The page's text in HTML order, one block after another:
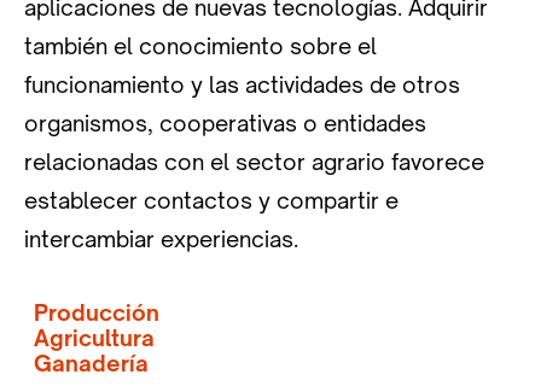
aplicaciones de nuevas tecnologías. Adquirir
también el conocimiento sobre el
funcionamiento y las actividades de otros
organismos, cooperativas o entidades
relacionadas con el sector agrario favorece
establecer contactos y compartir e
intercambiar experiencias.
Producción
Agricultura
Ganadería